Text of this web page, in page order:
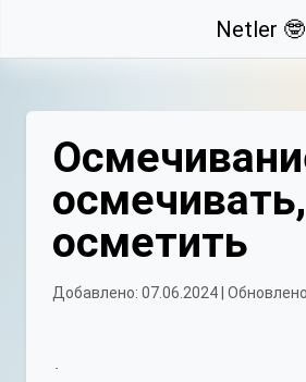
Netler 🤓
осмечивать,
осметить
Добавлено: 07.06.2024 |
·